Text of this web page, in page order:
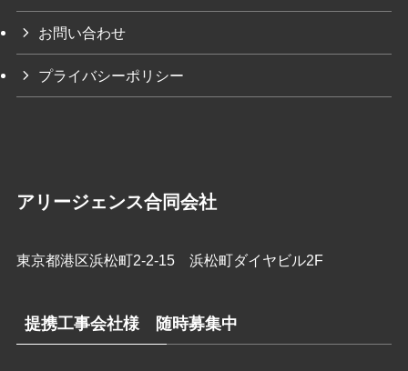
お問い合わせ
プライバシーポリシー
アリージェンス合同会社
東京都港区浜松町2-2-15 浜松町ダイヤビル2F
提携工事会社様 随時募集中